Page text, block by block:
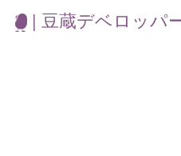
| 豆蔵デベロッパ